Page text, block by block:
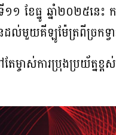
ខែធ្នូ ឆ្នាំ២០២៥នេះ
ល់មួយគីឡូម៉ែត្រពីច្រកទ្វា
តែម្ចាស់ការប្រុងប្រយ័ត្